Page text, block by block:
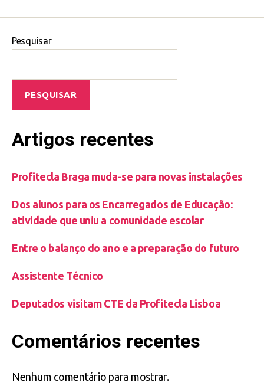
Pesquisar
PESQUISAR
Artigos recentes
Profitecla Braga muda-se para novas instalações
Dos alunos para os Encarregados de Educação:
atividade que uniu a comunidade escolar
Entre o balanço do ano e a preparação do futuro
Assistente Técnico
Deputados visitam CTE da Profitecla Lisboa
Comentários recentes
Nenhum comentário para mostrar.